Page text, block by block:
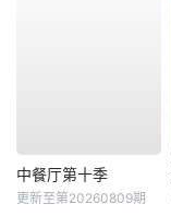
中餐厅第十季
更新至第20260809期